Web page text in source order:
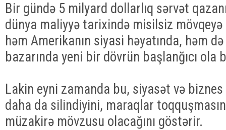
Bir gündə 5 milyard dollarlıq sərvət
dünya maliyyə tarixində misilsiz
həm Amerikanın siyasi həyatında, həm
bazarında yeni bir dövrün başlanğıcı ola
Lakin eyni zamanda bu, siyasət və
daha da silindiyini, maraqlar
müzakirə mövzusu olacağını göstərir.